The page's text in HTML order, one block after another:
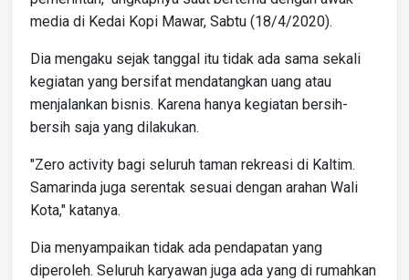
media di Kedai Kopi Mawar, Sabtu (18/4/2020).
Dia mengaku sejak tanggal itu tidak ada sama sekali
kegiatan yang bersifat mendatangkan uang atau
menjalankan bisnis. Karena hanya kegiatan bersih-
bersih saja yang dilakukan.
"Zero activity bagi seluruh taman rekreasi di Kaltim.
Samarinda juga serentak sesuai dengan arahan Wali
Kota," katanya.
Dia menyampaikan tidak ada pendapatan yang
diperoleh. Seluruh karyawan juga ada yang di rumahkan